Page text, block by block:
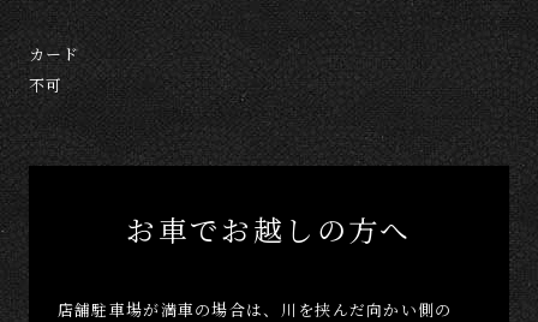
カード
不可
お車でお越しの方へ
店舗駐車場が満車の場合は、 川を挟んだ向かい側の